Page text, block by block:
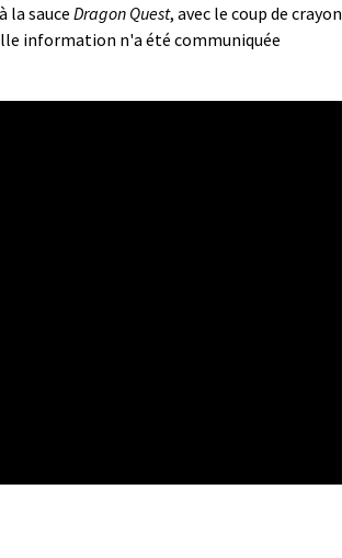
la sauce Dragon Quest, avec le coup de crayon
information n'a été communiquée